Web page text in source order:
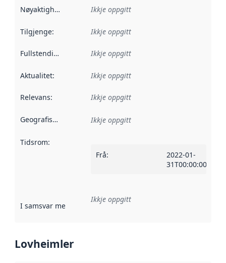
Nøyaktigheit Ikkje oppgitt
Tilgjenge: Ikkje oppgitt
Fullstendigheit Ikkje oppgitt
Aktualitet: Ikkje oppgitt
Relevans: Ikkje oppgitt
Geografisk område Ikkje oppgitt
Tidsrom:
Frå:
2022-01-
31T00:00:00Z
I samsvar med Referanse til ei implementeringsregel eller
Ikkje oppgitt
Lovheimler